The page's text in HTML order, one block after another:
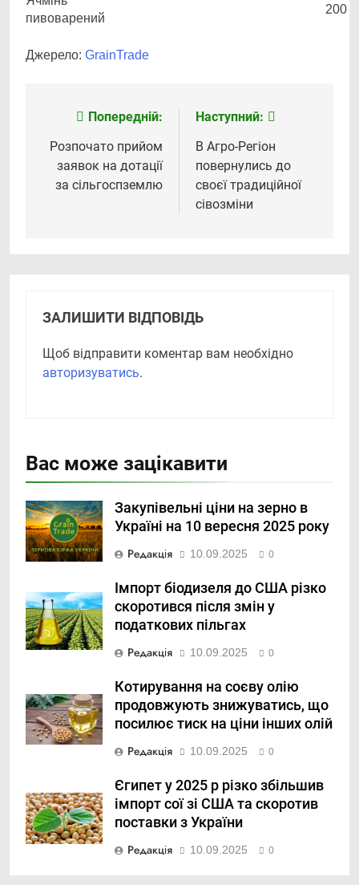
пивоварений
200
Джерело: GrainTrade
Навігація
записів
Попередній:
Розпочато прийом
заявок на дотації
за сільгоспземлю
Наступний:
В Агро-Регіон
повернулись до
своєї традиційної
сівозміни
ЗАЛИШИТИ ВІДПОВІДЬ
Щоб відправити коментар вам необхідно
авторизуватись.
Вас може зацікавити
Закупівельні ціни на зерно в
Україні на 10 вересня 2025 року
Редакція 10.09.2025 0
Імпорт біодизеля до США різко
скоротився після змін у
податкових пільгах
Редакція 10.09.2025 0
Котирування на соєву олію
продовжують знижуватись, що
посилює тиск на ціни інших олій
Редакція 10.09.2025 0
Єгипет у 2025 р різко збільшив
імпорт сої зі США та скоротив
поставки з України
Редакція 10.09.2025 0